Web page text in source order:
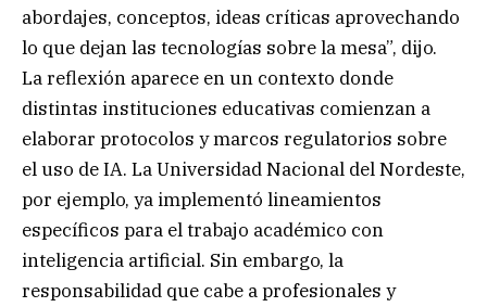
abordajes, conceptos, ideas críticas aprovechando
lo que dejan las tecnologías sobre la mesa”, dijo.
La reflexión aparece en un contexto donde
distintas instituciones educativas comienzan a
elaborar protocolos y marcos regulatorios sobre
el uso de IA. La Universidad Nacional del Nordeste,
por ejemplo, ya implementó lineamientos
específicos para el trabajo académico con
inteligencia artificial. Sin embargo, la
responsabilidad que cabe a profesionales y